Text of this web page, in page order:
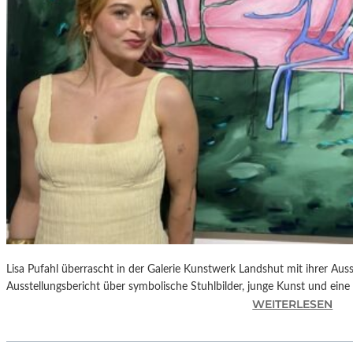
E
D
R
O
L
M
O
D
Ó
V
A
R
S
E
U
E
F
Lisa Pufahl überrascht in der Galerie Kunstwerk Landshut mit ihrer
Ausstellungsbericht über symbolische Stuhlbilder, junge Kunst und
WEITERLESEN
I